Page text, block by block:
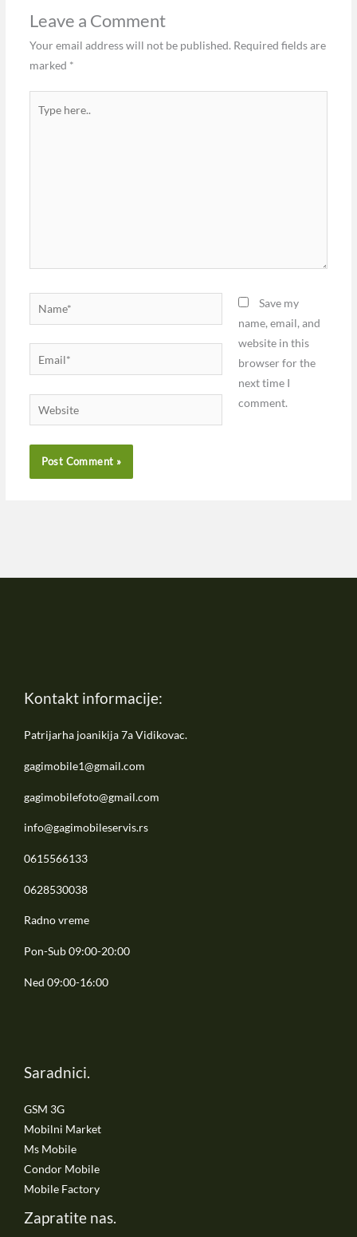
Leave a Comment
Your email address will not be published. Required fields are
marked *
here..
Name*
Website
Save my
name, email, and
website in this
browser for the
next time I
comment.
Kontakt informacije:
Patrijarha joanikija 7a Vidikovac.
gagimobile1@gmail.com
gagimobilefoto@gmail.com
info@gagimobileservis.rs
0615566133
0628530038
Radno vreme
Pon-Sub 09:00-20:00
Ned 09:00-16:00
Saradnici.
GSM 3G
Mobilni Market
Ms Mobile
Condor Mobile
Mobile Factory
Zapratite nas.